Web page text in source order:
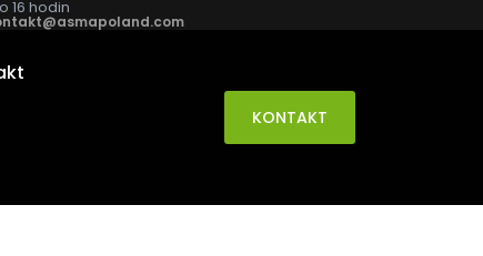
16 hodin
KONTAKT